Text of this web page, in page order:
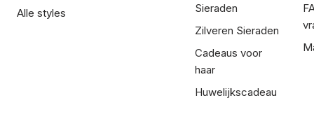
Alle styles
Sieraden
Zilveren Sieraden
Cadeaus voor
haar
Huwelijkscadeau